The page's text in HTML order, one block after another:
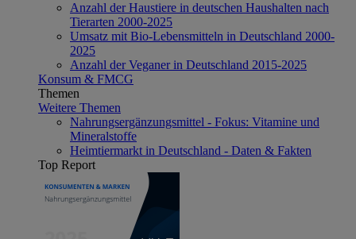
Anzahl der Haustiere in deutschen Haushalten nach
Tierarten 2000-2025
Umsatz mit Bio-Lebensmitteln in Deutschland 2000-
2025
Anzahl der Veganer in Deutschland 2015-2025
Konsum & FMCG
Themen
Weitere Themen
Nahrungsergänzungsmittel - Fokus: Vitamine und
Mineralstoffe
Heimtiermarkt in Deutschland - Daten & Fakten
Top Report